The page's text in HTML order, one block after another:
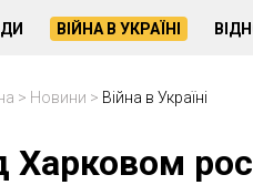
ВІЙНА В УКРАЇНІ
> Новини > Війна в Україні
Харковом